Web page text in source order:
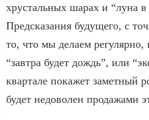
хрустальных шарах и “луна
Предсказания будущего, с
то, что мы делаем регулярно,
“завтра будет дождь”, или
квартале покажет заметный
будет недоволен продажами